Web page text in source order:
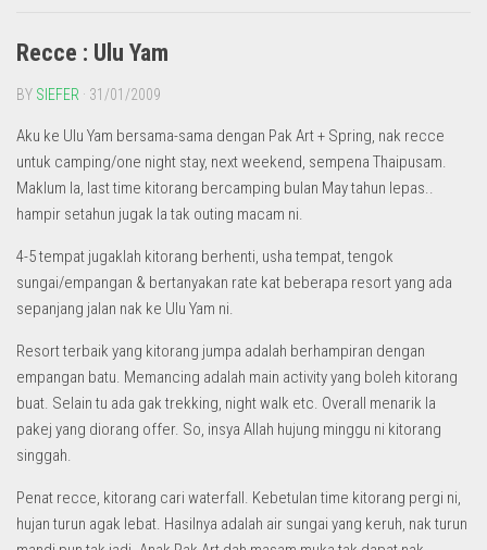
Recce : Ulu Yam
BY SIEFER · 31/01/2009
Aku ke Ulu Yam bersama-sama dengan Pak Art + Spring, nak recce
untuk camping/one night stay, next weekend, sempena Thaipusam.
Maklum la, last time kitorang bercamping bulan May tahun lepas..
hampir setahun jugak la tak outing macam ni.
4-5 tempat jugaklah kitorang berhenti, usha tempat, tengok
sungai/empangan & bertanyakan rate kat beberapa resort yang ada
sepanjang jalan nak ke Ulu Yam ni.
Resort terbaik yang kitorang jumpa adalah berhampiran dengan
empangan batu. Memancing adalah main activity yang boleh kitorang
buat. Selain tu ada gak trekking, night walk etc. Overall menarik la
pakej yang diorang offer. So, insya Allah hujung minggu ni kitorang
singgah.
Penat recce, kitorang cari waterfall. Kebetulan time kitorang pergi ni,
hujan turun agak lebat. Hasilnya adalah air sungai yang keruh, nak turun